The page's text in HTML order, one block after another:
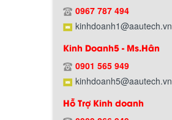
0967 787 494
kinhdoanh1@aautech.vn
Kinh Doanh5 - Ms.Hân
0901 565 949
kinhdoanh5@aautech.vn
Hỗ Trợ Kinh doanh
Chính sách bảo hành